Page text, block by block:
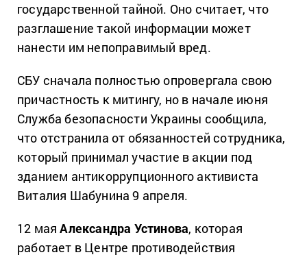
государственной тайной. Оно считает, что
разглашение такой информации может
нанести им непоправимый вред.
СБУ сначала полностью опровергала свою
причастность к митингу, но в начале июня
Служба безопасности Украины сообщила,
что отстранила от обязанностей сотрудника,
который принимал участие в акции под
зданием антикоррупционного активиста
Виталия Шабунина 9 апреля.
12 маяАлександра Устинова, которая
работает в Центре противодействия